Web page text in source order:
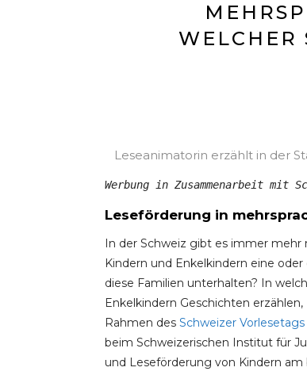
WELCHER
Leseanimatorin erzählt in der
Werbung in Zusammenarbeit mit
Leseförderung in
In der Schweiz gibt es immer mehr
Kindern und Enkelkindern eine
diese Familien unterhalten? In
Enkelkindern Geschichten
Rahmen des Schweizer
beim Schweizerischen Institut für
und Leseförderung von Kindern